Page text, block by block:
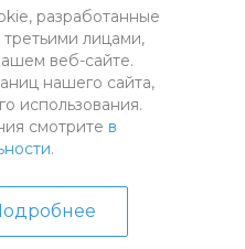
разработанные
лицами,
веб-сайте.
нашего сайта,
использования.
смотрите в
.